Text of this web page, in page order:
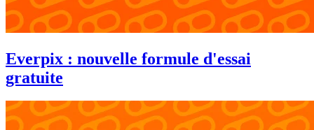
Everpix : nouvelle formule d'essai
gratuite